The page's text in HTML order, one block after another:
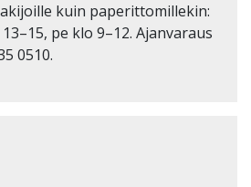
kuin paperittomillekin:
pe klo 9–12. Ajanvaraus
0510.